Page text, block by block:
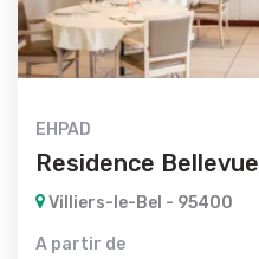
EHPAD
Residence Bellevue
Villiers-le-Bel - 95400
A partir de